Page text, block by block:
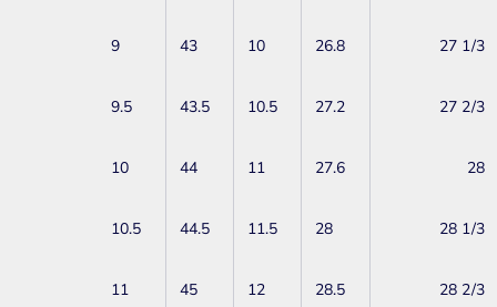
9 43 10 26.8 27 1/3
9.5 43.5 10.5 27.2 27 2/3
10 44 11 27.6 28
10.5 44.5 11.5 28 28 1/3
11 45 12 28.5 28 2/3